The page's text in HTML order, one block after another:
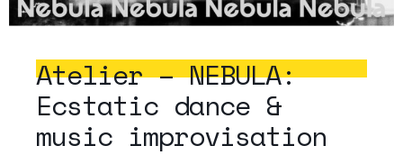
Atelier – NEBULA:
Ecstatic dance &
music improvisation